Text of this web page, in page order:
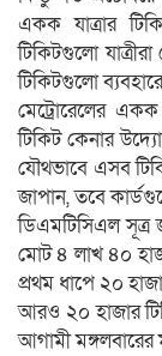
একক যাত্রার
টিকিটগুলো
টিকিটগুলো
মেট্রোরেলের
টিকিট কেনার
যৌথভাবে এসব
জাপান, তবে
ডিএমটিসিএল সূত্র
মোট ৪ লাখ ৪০
প্রথম ধাপে ২০
আরও ২০ হাজার
আগামী